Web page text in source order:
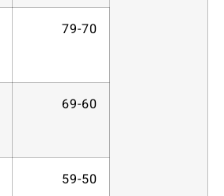
79-70
69-60
59-50